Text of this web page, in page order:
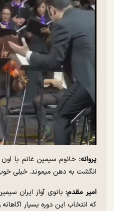
پروانه: خانوم سیمین غانم با
انگشت به دهن میموند. خیلی
امیر مقدم: بانوی آواز ایران
که انتخاب این دوره بسیار